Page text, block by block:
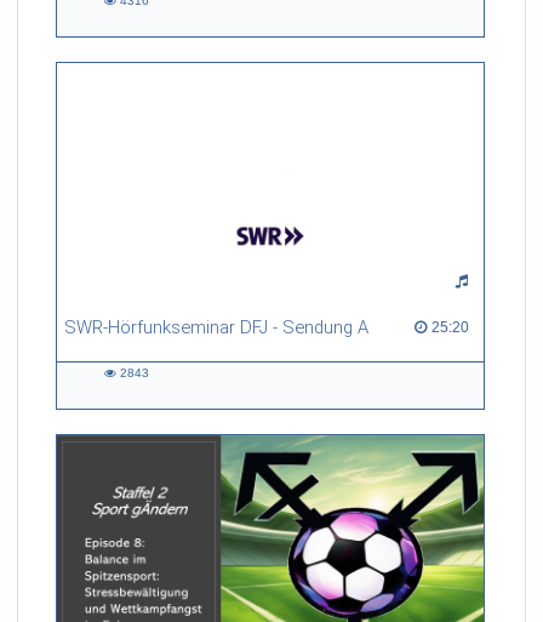
SWR-Hörfunkseminar DFJ - Sendung A 25:20
25:20 duration
2843